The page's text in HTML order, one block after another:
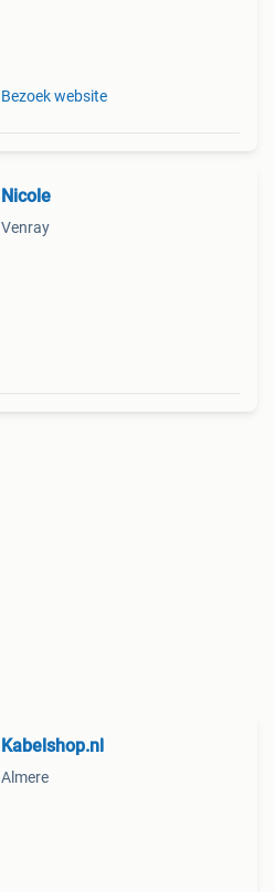
Bezoek website
Nicole
Venray
Kabelshop.nl
Almere